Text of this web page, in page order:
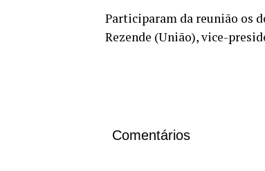
Participaram da reunião os
Rezende (União), vice-
Comentários